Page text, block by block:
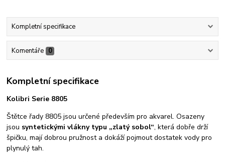
Kompletní specifikace
Komentáře 0
Kompletní specifikace
Kolibri Serie 8805
Štětce řady 8805 jsou určené především pro akvarel. Osazeny
jsou syntetickými vlákny typu „zlatý sobol“, která dobře drží
špičku, mají dobrou pružnost a dokáží pojmout dostatek vody pro
plynulý tah.